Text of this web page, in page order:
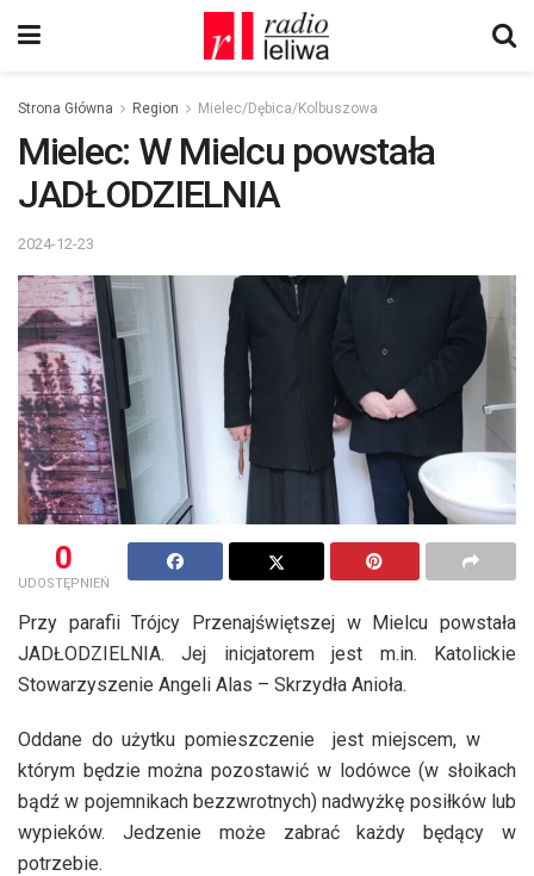
Strona Główna Region Mielec/Dębica/Kolbuszowa
Mielec: W Mielcu powstała
JADŁODZIELNIA
2024-12-23
0
UDOSTĘPNIEŃ
Przy parafii Trójcy Przenajświętszej w Mielcu powstała
JADŁODZIELNIA. Jej inicjatorem jest m.in. Katolickie
Stowarzyszenie Angeli Alas – Skrzydła Anioła.
Oddane do użytku pomieszczenie jest miejscem, w
którym będzie można pozostawić w lodówce (w słoikach
bądź w pojemnikach bezzwrotnych) nadwyżkę posiłków lub
wypieków. Jedzenie może zabrać każdy będący w
potrzebie.